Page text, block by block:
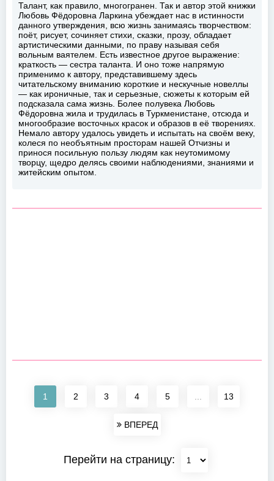
Талант, как правило, многогранен. Так и автор этой книжки
Любовь Фёдоровна Ларкина убеждает нас в истинности
данного утверждения, всю жизнь занимаясь творчеством:
поёт, рисует, сочиняет стихи, сказки, прозу, обладает
артистическими данными, по праву называя себя
вольным ваятелем. Есть известное другое выражение:
краткость — сестра таланта. И оно тоже напрямую
применимо к автору, представившему здесь
читательскому вниманию короткие и нескучные новеллы
— как ироничные, так и серьезные, сюжеты к которым ей
подсказала сама жизнь. Более полувека Любовь
Фёдоровна жила и трудилась в Туркменистане, отсюда и
многообразие восточных красок и образов в её творениях.
Немало автору удалось увидеть и испытать на своём веку,
колеся по необъятным просторам нашей Отчизны и
принося посильную пользу людям как неутомимому
творцу, щедро делясь своими наблюдениями, знаниями и
житейским опытом.
1 2 3 4 5 13
ВПЕРЕД
Перейти на страницу: